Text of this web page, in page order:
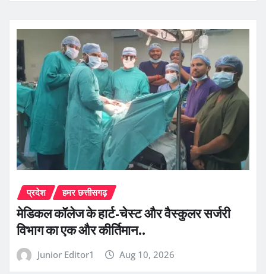
प्रदेश हमर छत्तीसगढ़
​मेडिकल कॉलेज के हार्ट-चेस्ट और वैस्कुलर सर्जरी
विभाग का एक और कीर्तिमान..
Junior Editor1 Aug 10, 2026